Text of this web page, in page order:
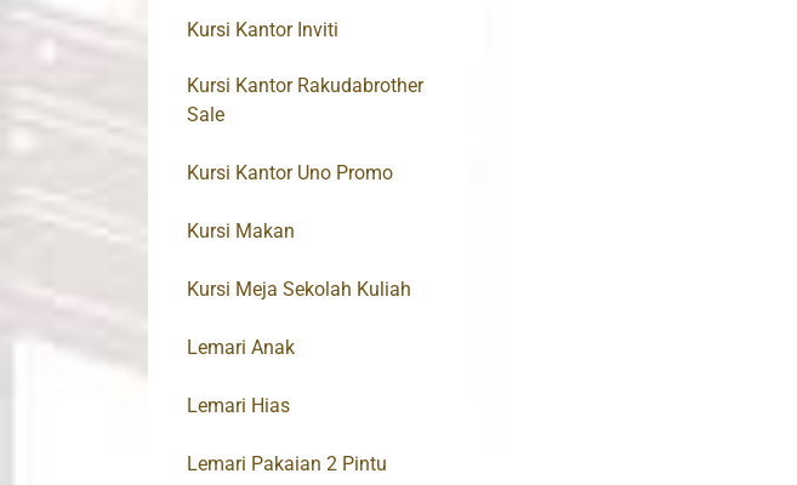
Kursi Kantor Inviti
Kursi Kantor Rakudabrother
Sale
Kursi Kantor Uno Promo
Kursi Makan
Kursi Meja Sekolah Kuliah
Lemari Anak
Lemari Hias
Lemari Pakaian 2 Pintu